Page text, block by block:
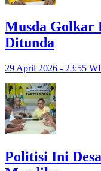
Musda Golkar
Ditunda
29 April 2026 - 23:55
Politisi Ini